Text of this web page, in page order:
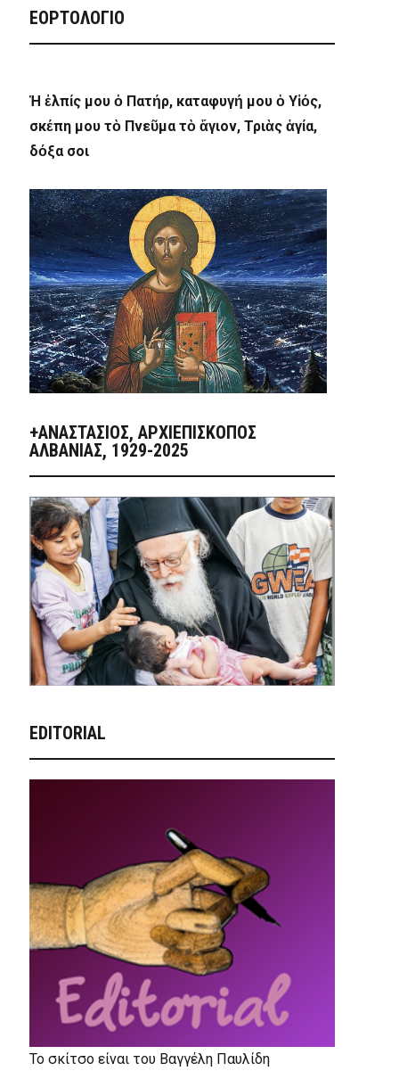
ΕΟΡΤΟΛΟΓΙΟ
Ἡ ἐλπίς μου ὁ Πατήρ, καταφυγή μου ὁ Υἱός,
σκέπη μου τὸ Πνεῦμα τὸ ἅγιον, Τριὰς ἁγία,
δόξα σοι
+ΑΝΑΣΤΆΣΙΟΣ, ΑΡΧΙΕΠΊΣΚΟΠΟΣ
ΑΛΒΑΝΊΑΣ, 1929-2025
EDITORIAL
Το σκίτσο είναι του Βαγγέλη Παυλίδη